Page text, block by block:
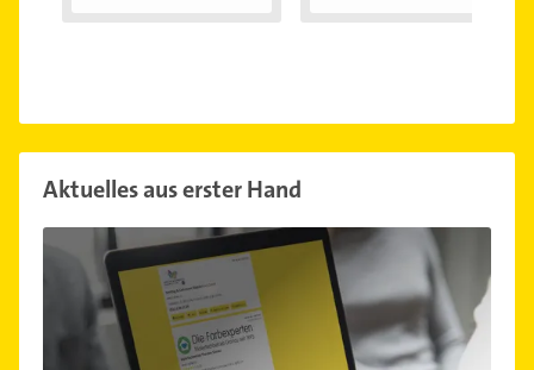
Aktuelles aus erster Hand